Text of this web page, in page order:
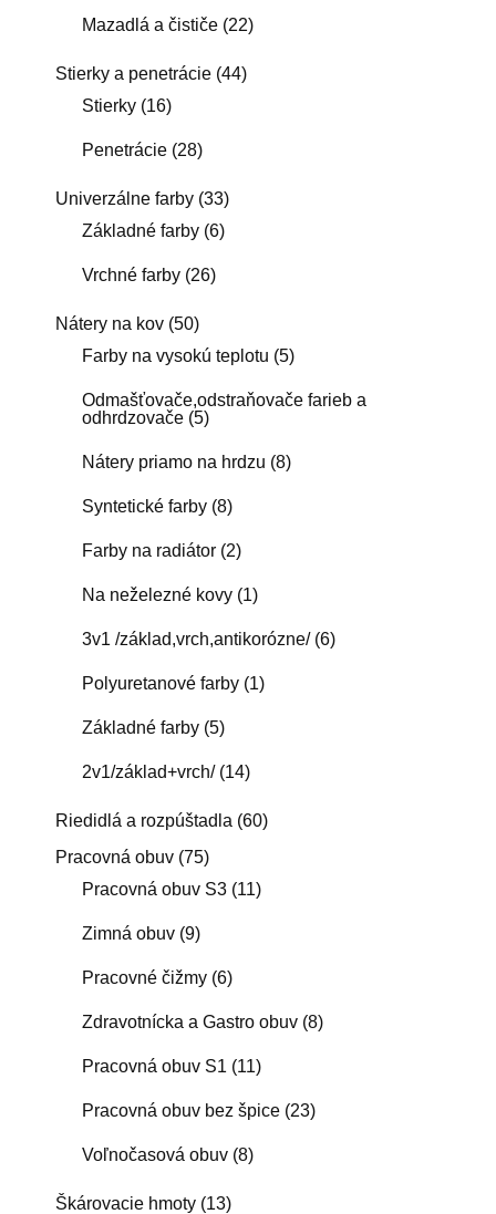
Mazadlá a čističe (22)
Stierky a penetrácie (44)
Stierky (16)
Penetrácie (28)
Univerzálne farby (33)
Základné farby (6)
Vrchné farby (26)
Nátery na kov (50)
Farby na vysokú teplotu (5)
Odmašťovače,odstraňovače farieb a
odhrdzovače (5)
Nátery priamo na hrdzu (8)
Syntetické farby (8)
Farby na radiátor (2)
Na neželezné kovy (1)
3v1 /základ,vrch,antikorózne/ (6)
Polyuretanové farby (1)
Základné farby (5)
2v1/základ+vrch/ (14)
Riedidlá a rozpúštadla (60)
Pracovná obuv (75)
Pracovná obuv S3 (11)
Zimná obuv (9)
Pracovné čižmy (6)
Zdravotnícka a Gastro obuv (8)
Pracovná obuv S1 (11)
Pracovná obuv bez špice (23)
Voľnočasová obuv (8)
Škárovacie hmoty (13)